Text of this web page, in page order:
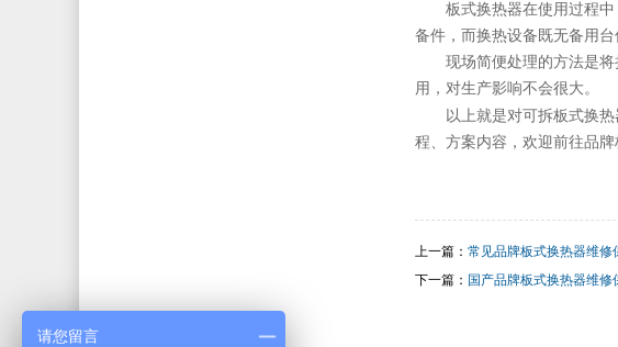
板式换热器在使用过程
备件，而换热设备既无备用
现场简便处理的方法是
用，对生产影响不会很大。
以上就是对可拆板式换
程、方案内容，欢迎前往品
上一篇： 常见品牌板式换热器维修
下一篇： 国产品牌板式换热器维修
请您留言